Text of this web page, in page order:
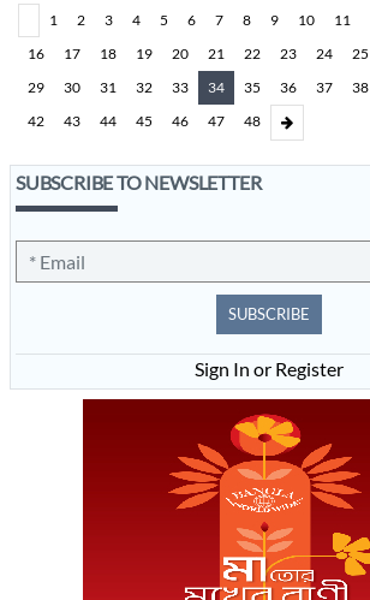
1 2 3 4 5 6 7 8 9 10 11
16
17 18 19 20 21 22 23 24 25
29
30 31 32 33 34 35 36 37 38
42
43 44 45 46 47 48
SUBSCRIBE TO NEWSLETTER
SUBSCRIBE
Sign In or Register